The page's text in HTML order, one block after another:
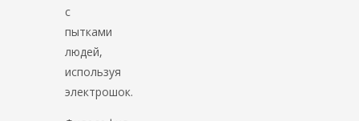
с
пытками
людей,
используя
электрошок.